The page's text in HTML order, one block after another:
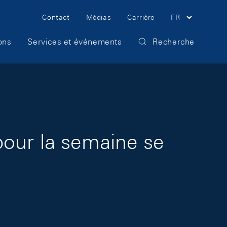
Meta Navigation
Contact Médias Carrière FR
Services et événements Recherche
la semaine se